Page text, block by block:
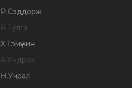
Р.Сэддорж
Б.Тулга
Х.Тэмүүжин
А.Ундраа
Н .Учрал